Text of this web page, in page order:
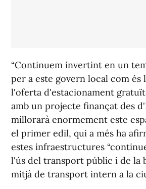
“Continuem invertint en un
per a este govern local com és
l'oferta d'estacionament
amb un projecte finançat des
millorarà enormement este
el primer edil, qui a més ha
estes infraestructures
l'ús del transport públic i de la
mitjà de transport intern a la